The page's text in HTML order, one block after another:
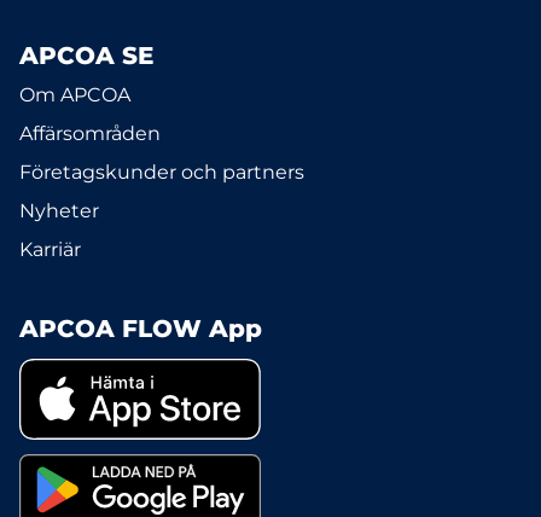
APCOA SE
Om APCOA
Affärsområden
Företagskunder och partners
Nyheter
Karriär
APCOA FLOW App